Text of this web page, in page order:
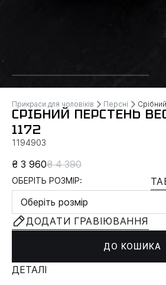
Прикраси для чоловіків Персні
СРІБНИЙ ПЕРСТЕНЬ
1172
1194903
₴ 3 960₴ 4 390
ОБЕРІТЬ РОЗМІР:
Оберіть розмір
ДОДАТИ ГРАВІЮВАННЯ
ДО КОШИКА
ДЕТАЛІ